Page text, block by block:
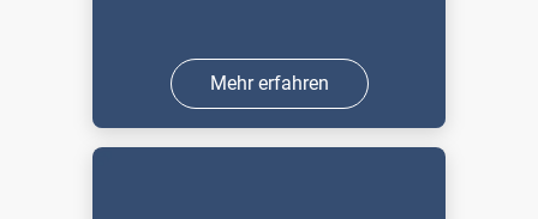
Mehr erfahren